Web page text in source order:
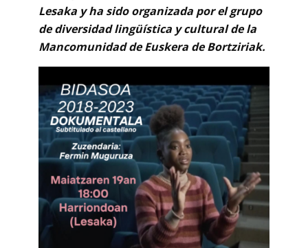
Lesaka y ha sido organizada por el grupo
de diversidad lingüística y cultural de la
Mancomunidad de Euskera de Bortziriak.